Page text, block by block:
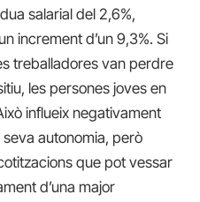
salarial del 2,6%,
increment d’un 9,3%. Si
treballadores van perdre
les persones joves en
influeix negativament
autonomia, però
que pot vessar
d’una major